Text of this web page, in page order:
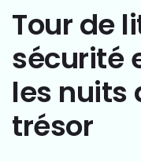
n
:
Tour de
sécurité
les nuits
trésor